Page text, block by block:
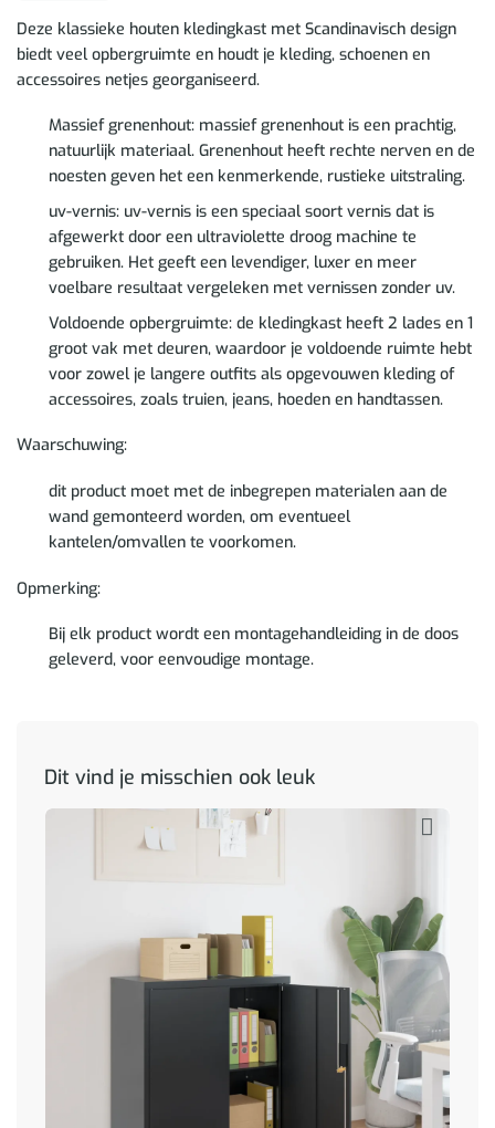
Deze klassieke houten kledingkast met Scandinavisch design
biedt veel opbergruimte en houdt je kleding, schoenen en
accessoires netjes georganiseerd.
Massief grenenhout: massief grenenhout is een prachtig,
natuurlijk materiaal. Grenenhout heeft rechte nerven en de
noesten geven het een kenmerkende, rustieke uitstraling.
uv-vernis: uv-vernis is een speciaal soort vernis dat is
afgewerkt door een ultraviolette droog machine te
gebruiken. Het geeft een levendiger, luxer en meer
voelbare resultaat vergeleken met vernissen zonder uv.
Voldoende opbergruimte: de kledingkast heeft 2 lades en 1
groot vak met deuren, waardoor je voldoende ruimte hebt
voor zowel je langere outfits als opgevouwen kleding of
accessoires, zoals truien, jeans, hoeden en handtassen.
Waarschuwing:
dit product moet met de inbegrepen materialen aan de
wand gemonteerd worden, om eventueel
kantelen/omvallen te voorkomen.
Opmerking:
Bij elk product wordt een montagehandleiding in de doos
geleverd, voor eenvoudige montage.
Dit vind je misschien ook leuk